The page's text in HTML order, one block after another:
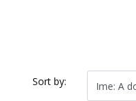
Sort by: